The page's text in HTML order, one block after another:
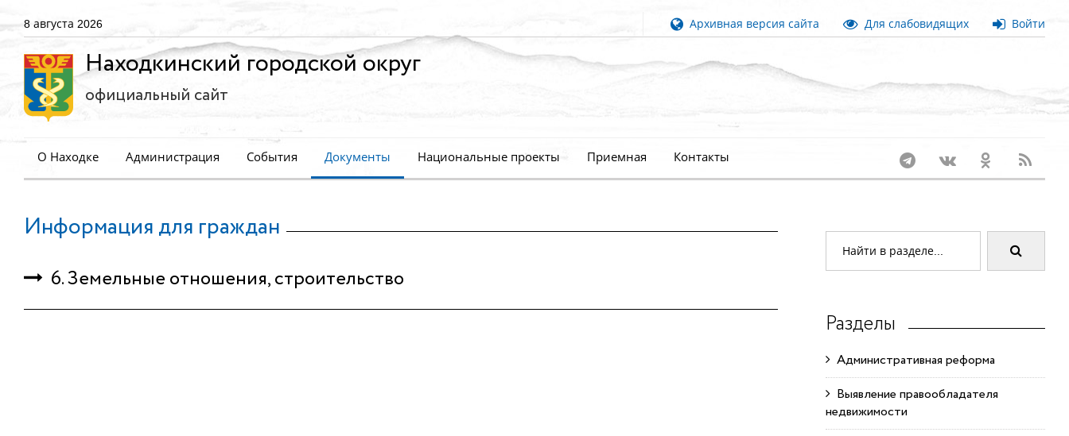
8 августа 2026 Архивная версия сайта Для слабовидящих Войти
Находкинский городской округ
официальный сайт
О Находке Администрация События Документы Национальные проекты Приемная Контакты
Информация для граждан
6. Земельные отношения, строительство
Разделы
Административная реформа
Выявление правообладателя
недвижимости